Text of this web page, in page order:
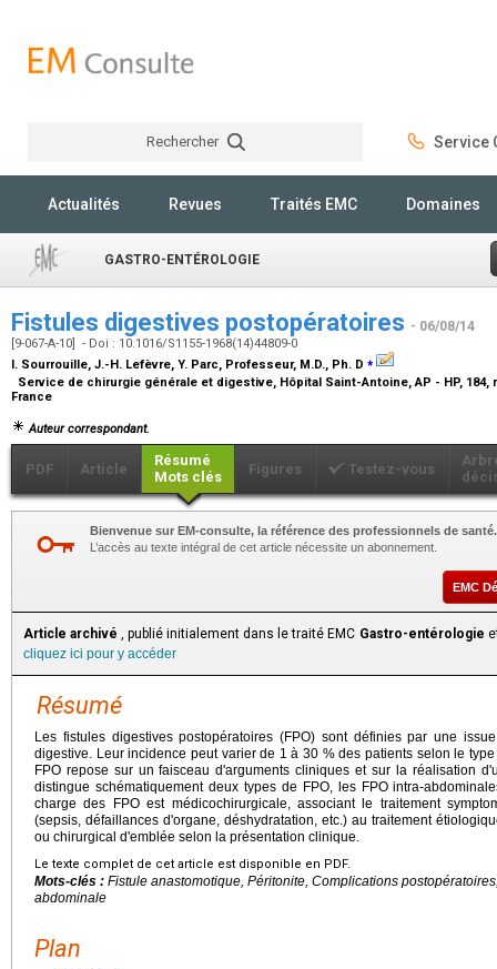
Rechercher Service
Actualités Revues Traités EMC Domaines
GASTRO-ENTÉROLOGIE
Fistules digestives postopératoires - 06/08/14
[9-067-A-10] - Doi : 10.1016/S1155-1968(14)44809-0
I. Sourrouille, J.-H. Lefèvre, Y. Parc, Professeur, M.D., Ph. D ⁎
Service de chirurgie générale et digestive, Hôpital Saint-Antoine, AP - HP, 184,
France
Auteur correspondant.
PDF Article
Résumé
Mots clés
Figures Testez-vous
Bienvenue sur EM-consulte, la référence des professionnels de santé.
L’accès au texte intégral de cet article nécessite un abonnement.
EMC
Article archivé , publié initialement dans le traité EMC Gastro-entérologie
cliquez ici pour y accéder
Résumé
Les fistules digestives postopératoires (FPO) sont définies par une
digestive. Leur incidence peut varier de 1 à 30 % des patients selon le
FPO repose sur un faisceau d'arguments cliniques et sur la réalisation
distingue schématiquement deux types de FPO, les FPO intra-
charge des FPO est médicochirurgicale, associant le traitement
(sepsis, défaillances d'organe, déshydratation, etc.) au traitement
ou chirurgical d'emblée selon la présentation clinique.
Le texte complet de cet article est disponible en PDF.
Mots-clés : Fistule anastomotique, Péritonite, Complications
abdominale
Plan